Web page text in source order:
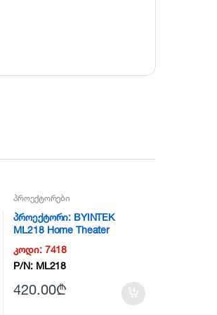
პროექტორები
პროექტორი: BYINTEK
ML218 Home Theater
Projector
კოდი: 7418
P/N: ML218
420.00₾